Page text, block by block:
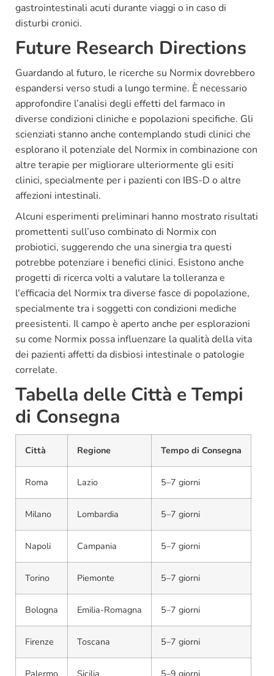
gastrointestinali acuti durante viaggi o in caso di
disturbi cronici.
Future Research Directions
Guardando al futuro, le ricerche su Normix dovrebbero
espandersi verso studi a lungo termine. È necessario
approfondire l’analisi degli effetti del farmaco in
diverse condizioni cliniche e popolazioni specifiche. Gli
scienziati stanno anche contemplando studi clinici che
esplorano il potenziale del Normix in combinazione con
altre terapie per migliorare ulteriormente gli esiti
clinici, specialmente per i pazienti con IBS-D o altre
affezioni intestinali.
Alcuni esperimenti preliminari hanno mostrato risultati
promettenti sull’uso combinato di Normix con
probiotici, suggerendo che una sinergia tra questi
potrebbe potenziare i benefici clinici. Esistono anche
progetti di ricerca volti a valutare la tolleranza e
l'efficacia del Normix tra diverse fasce di popolazione,
specialmente tra i soggetti con condizioni mediche
preesistenti. Il campo è aperto anche per esplorazioni
su come Normix possa influenzare la qualità della vita
dei pazienti affetti da disbiosi intestinale o patologie
correlate.
Tabella delle Città e Tempi
di Consegna
Città Regione Tempo di Consegna
Roma Lazio 5–7 giorni
Milano Lombardia 5–7 giorni
Napoli Campania 5–7 giorni
Torino Piemonte 5–7 giorni
Bologna Emilia-Romagna 5–7 giorni
Firenze Toscana 5–7 giorni
Palermo Sicilia 5–9 giorni